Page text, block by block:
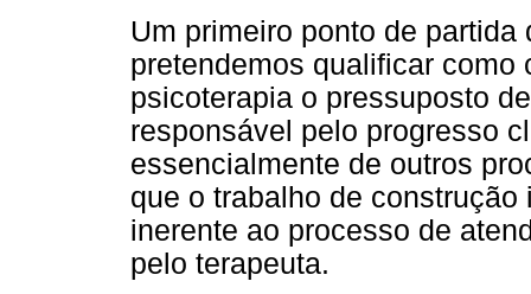
Um primeiro ponto de
pretendemos qualificar
psicoterapia o pressuposto
responsável pelo progresso
essencialmente de outros
que o trabalho de
inerente ao processo de
pelo terapeuta.